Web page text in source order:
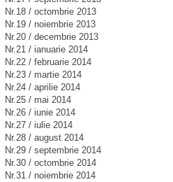
Nr.18 / octombrie 2013
Nr.19 / noiembrie 2013
Nr.20 / decembrie 2013
Nr.21 / ianuarie 2014
Nr.22 / februarie 2014
Nr.23 / martie 2014
Nr.24 / aprilie 2014
Nr.25 / mai 2014
Nr.26 / iunie 2014
Nr.27 / iulie 2014
Nr.28 / august 2014
Nr.29 / septembrie 2014
Nr.30 / octombrie 2014
Nr.31 / noiembrie 2014